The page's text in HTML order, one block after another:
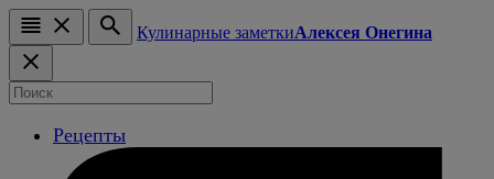
Кулинарные заметкиАлексея Онегина
Рецепты